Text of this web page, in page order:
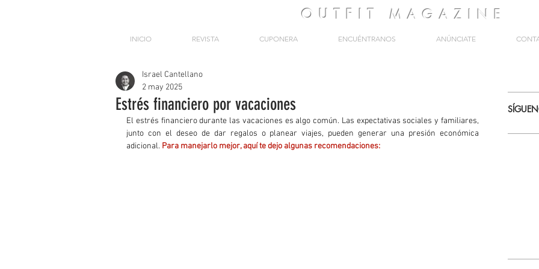
OUTFIT MAGAZINE
INICIO REVISTA CUPONERA ENCUÉNTRANOS ANÚNCIATE
Estrés financiero por vacaciones
Israel Cantellano
2 may 2025
El estrés financiero durante las vacaciones es algo común. Las expectativas sociales y familiares,
junto con el deseo de dar regalos o planear viajes, pueden generar una presión económica
adicional. Para manejarlo mejor, aquí te dejo algunas recomendaciones: